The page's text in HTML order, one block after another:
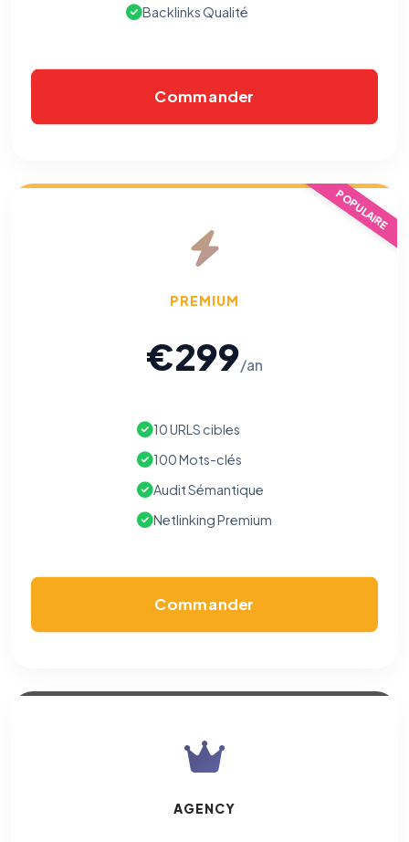
Backlinks Qualité
Commander
POPULAIRE
PREMIUM
€299/an
10 URLS cibles
100 Mots-clés
Audit Sémantique
Netlinking Premium
Commander
AGENCY